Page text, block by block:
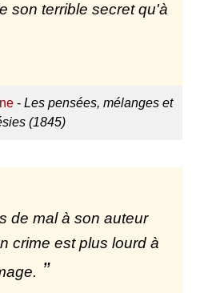
son terrible secret qu'à
-Les pensées, mélanges et
(1845)
de mal à son auteur
crime est plus lourd à